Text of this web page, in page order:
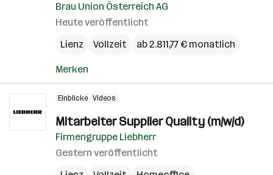
Brau Union Österreich AG
Heute veröffentlicht
Lienz
Vollzeit ab 2.811,77 € monatlich
Merken
Einblicke Videos
Mitarbeiter Supplier Quality (m/w/d)
Firmengruppe Liebherr
Gestern veröffentlicht